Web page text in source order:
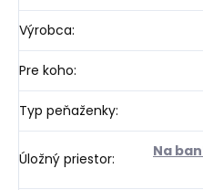
Výrobca:
Pre koho:
Typ peňaženky:
Úložný priestor: Na